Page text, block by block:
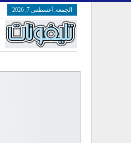
الجمعة, أغسطس 7, 2026